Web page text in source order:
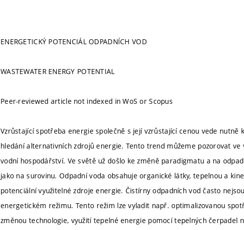
ENERGETICKÝ POTENCIÁL ODPADNÍCH VOD
WASTEWATER ENERGY POTENTIAL
Peer-reviewed article not indexed in WoS or Scopus
Vzrůstající spotřeba energie společně s její vzrůstající cenou vede nutně
hledání alternativních zdrojů energie. Tento trend můžeme pozorovat
vodní hospodářství. Ve světě už došlo ke změně paradigmatu a na
jako na surovinu. Odpadní voda obsahuje organické látky, tepelnou a
potenciální využitelné zdroje energie. Čistírny odpadních vod často
energetickém režimu. Tento režim lze vyladit např. optimalizovanou
změnou technologie, využití tepelné energie pomocí tepelných čerpadel